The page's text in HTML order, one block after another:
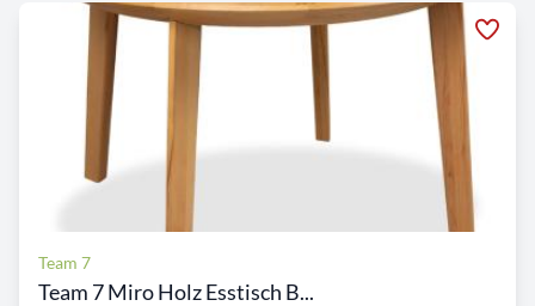
Team 7
Team 7 Miro Holz Esstisch B...